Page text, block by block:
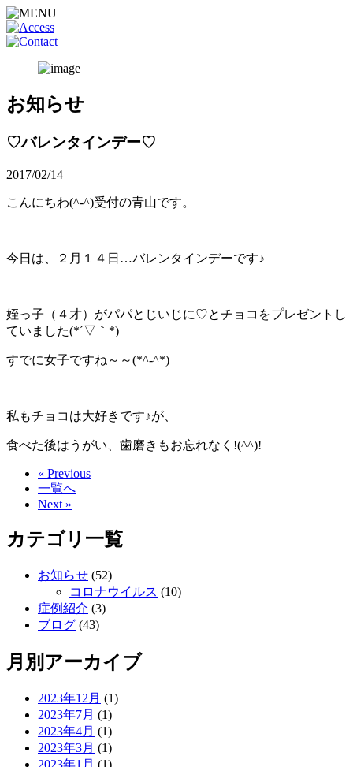
お知らせ
♡バレンタインデー♡
2017/02/14
こんにちわ(^-^)受付の青山です。
今日は、２月１４日…バレンタインデーです♪
姪っ子（４才）がパパとじいじに♡とチョコをプレゼントし
ていました(*´▽｀*)
すでに女子ですね～～(*^-^*)
私もチョコは大好きです♪が、
食べた後はうがい、歯磨きもお忘れなく!(^^)!
« Previous
一覧へ
Next »
カテゴリ一覧
お知らせ (52)
コロナウイルス (10)
症例紹介 (3)
ブログ (43)
月別アーカイブ
2023年12月 (1)
2023年7月 (1)
2023年4月 (1)
2023年3月 (1)